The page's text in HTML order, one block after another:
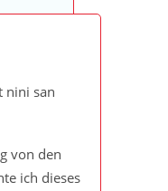
nini san
von den
ich dieses